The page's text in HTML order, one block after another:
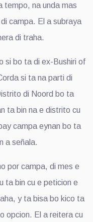
tempo, na unda mas
campa. El a subraya
di traha.
si bo ta di ex-Bushiri of
si ta na parti di
di Noord bo ta
ta bin na e distrito cu
campa eynan bo ta
a señala.
por campa, di mes e
ta bin cu e peticion e
y ta bisa bo kico ta
opcion. El a reitera cu